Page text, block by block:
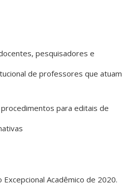
pesquisadores e
de professores que atuam
para editais de
Excepcional Acadêmico de 2020.